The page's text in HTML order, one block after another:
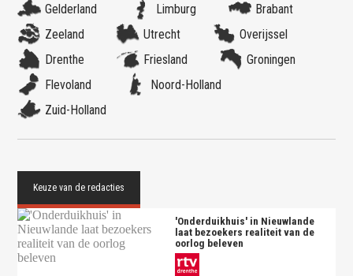
Gelderland Limburg
Brabant
Zeeland
Utrecht
Overijssel
Drenthe
Friesland
Groningen
Flevoland
Noord-Holland
Zuid-Holland
'Onderduikhuis' in Nieuwlande
laat bezoekers realiteit van de
oorlog beleven